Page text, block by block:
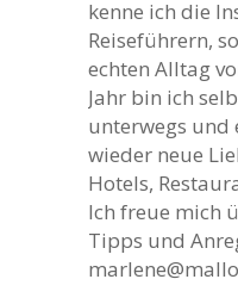
kenne ich die
Reiseführern,
echten Alltag
Jahr bin ich
unterwegs und
wieder neue
Hotels,
Ich freue mich
Tipps und